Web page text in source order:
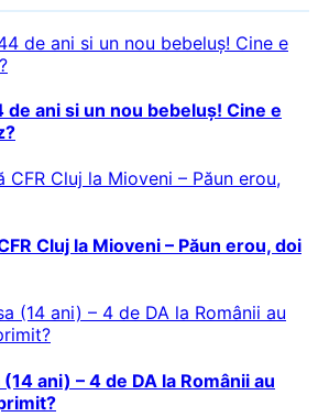
de ani si un nou bebeluș! Cine e
Cluj la Mioveni – Păun erou, doi
ani) – 4 de DA la Românii au